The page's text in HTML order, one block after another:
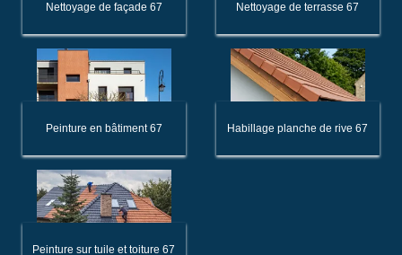
Nettoyage de façade 67 Nettoyage de terrasse 67
Peinture en bâtiment 67 Habillage planche de rive 67
Peinture sur tuile et toiture 67